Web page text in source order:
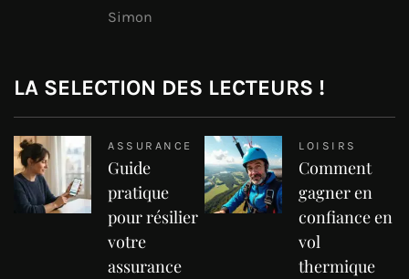
Simon
LA SELECTION DES LECTEURS !
ASSURANCE
Guide
pratique
pour résilier
votre
assurance
LOISIRS
Comment
gagner en
confiance en
vol
thermique